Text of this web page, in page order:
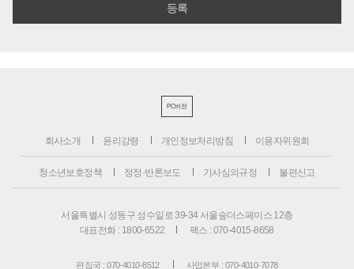
PC버전
회사소개 윤리강령 개인정보처리방침 이용자위원회
청소년보호정책 정정·반론보도 기사심의규정 불편신고
서울특별시 성동구 성수일로 39-34 서울숲더스페이스 12층
대표전화 : 1800-6522
팩스 : 070-4015-8658
편집국 : 070-4010-8512 사업본부 : 070-4010-7078